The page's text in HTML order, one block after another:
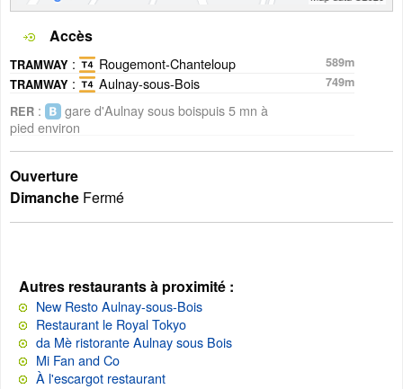
Accès
TRAMWAY : Rougemont-Chanteloup
589m
TRAMWAY : Aulnay-sous-Bois
749m
RER :
gare d'Aulnay sous boispuis 5 mn à
pied environ
Ouverture
Dimanche Fermé
Autres restaurants à proximité :
New Resto Aulnay-sous-Bois
Restaurant le Royal Tokyo
da Mè ristorante Aulnay sous Bois
Mi Fan and Co
À l'escargot restaurant